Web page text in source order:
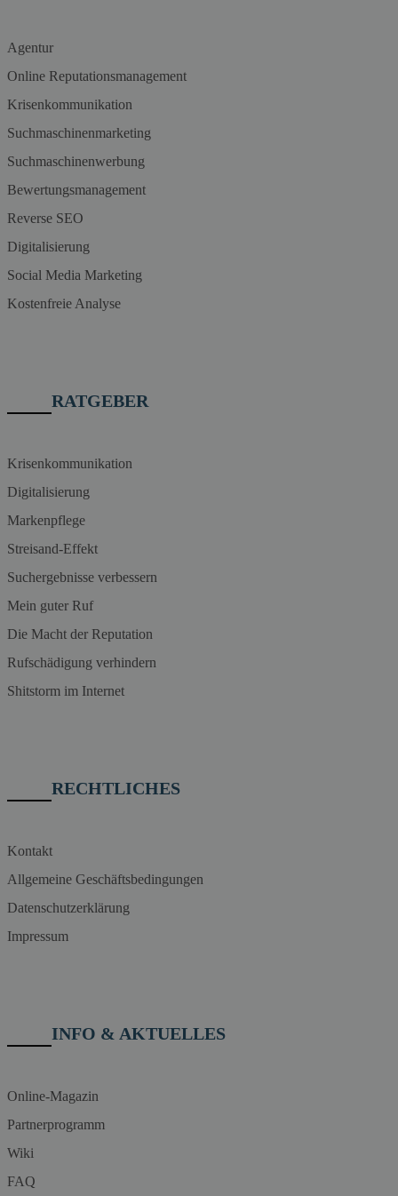
Agentur
Online Reputationsmanagement
Krisenkommunikation
Suchmaschinenmarketing
Suchmaschinenwerbung
Bewertungsmanagement
Reverse SEO
Digitalisierung
Social Media Marketing
Kostenfreie Analyse
RATGEBER
Krisenkommunikation
Digitalisierung
Markenpflege
Streisand-Effekt
Suchergebnisse verbessern
Mein guter Ruf
Die Macht der Reputation
Rufschädigung verhindern
Shitstorm im Internet
RECHTLICHES
Kontakt
Allgemeine Geschäftsbedingungen
Datenschutzerklärung
Impressum
INFO & AKTUELLES
Online-Magazin
Partnerprogramm
Wiki
FAQ